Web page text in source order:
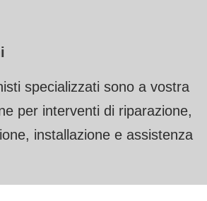
specializzati sono a vostra
per interventi di riparazione,
installazione e assistenza